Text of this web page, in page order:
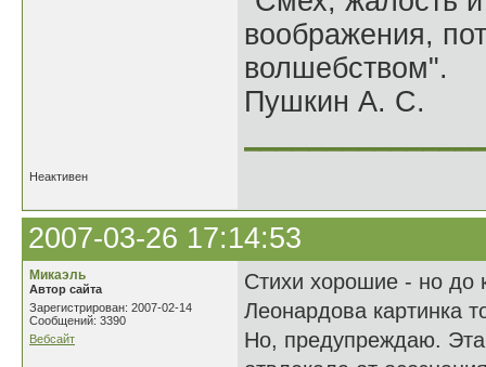
воображения,
волшебством".
Пушкин А. С.
Неактивен
2007-03-26 17:14:53
Микаэль
Автор сайта
Зарегистрирован: 2007-02-14
Сообщений: 3390
Вебсайт
Стихи хорошие - но до
Леонардова картинка
Но, предупреждаю. Эта